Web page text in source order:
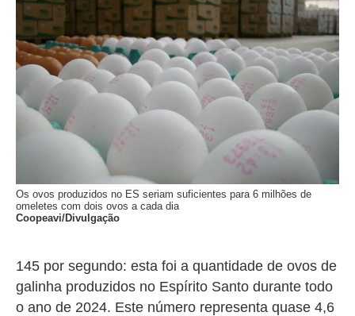
Os ovos produzidos no ES seriam suficientes para 6 milhões de
omeletes com dois ovos a cada dia
Coopeavi/Divulgação
145 por segundo: esta foi a quantidade de ovos de
galinha produzidos no Espírito Santo durante todo
o ano de 2024. Este número representa quase 4,6